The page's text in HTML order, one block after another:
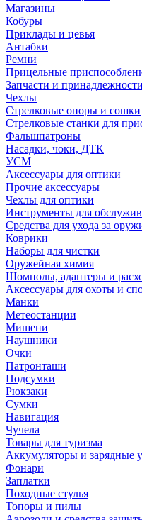
Магазины
Кобуры
Приклады и цевья
Антабки
Ремни
Прицельные
Запчасти и принадлежности
Чехлы
Стрелковые опоры и сошки
Стрелковые станки для
Фальшпатроны
Насадки, чоки, ДТК
УСМ
Аксессуары для оптики
Прочие аксессуары
Чехлы для оптики
Инструменты для
Средства для ухода за
Коврики
Наборы для чистки
Оружейная химия
Шомполы, адаптеры и
Аксессуары для охоты и
Манки
Метеостанции
Мишени
Наушники
Очки
Патронташи
Подсумки
Рюкзаки
Сумки
Навигация
Чучела
Товары для туризма
Аккумуляторы и зарядные
Фонари
Заплатки
Походные стулья
Топоры и пилы